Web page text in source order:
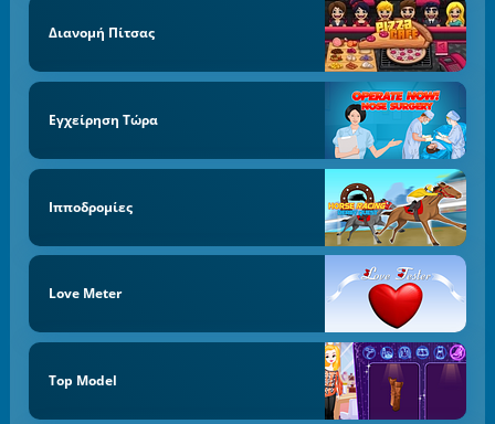
Διανομή Πίτσας
Εγχείρηση Τώρα
Ιπποδρομίες
Love Meter
Top Model